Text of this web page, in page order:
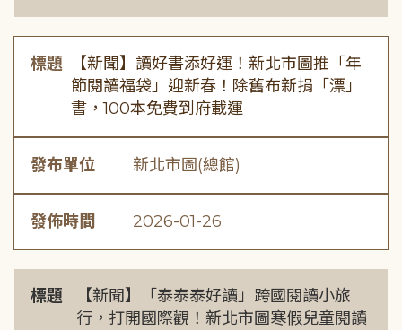
標題
【新聞】讀好書添好運！新北市圖推「年
節閱讀福袋」迎新春！除舊布新捐「漂」
書，100本免費到府載運
發布單位 新北市圖(總館)
發佈時間 2026-01-26
標題
【新聞】「泰泰泰好讀」跨國閱讀小旅
行，打開國際觀！新北市圖寒假兒童閱讀